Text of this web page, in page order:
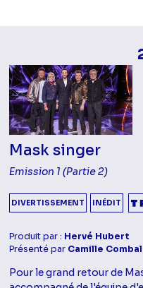
Mask singer
Emission 1 (Partie 2)
DIVERTISSEMENT INÉDIT
Produit par : Hervé Hubert
Présenté par Camille Combal
Pour le grand retour de